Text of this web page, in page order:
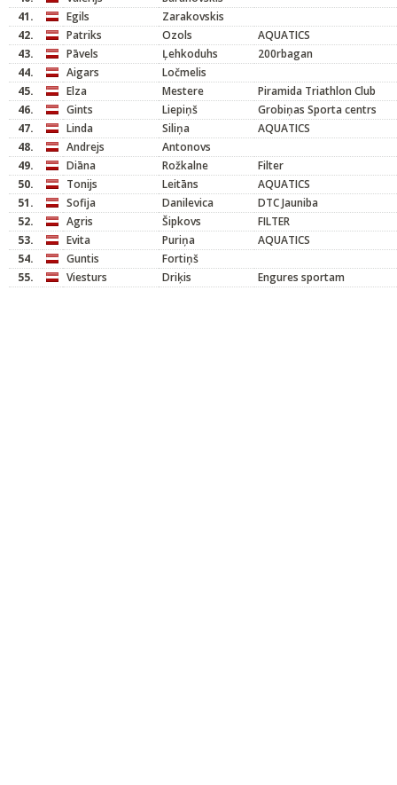
41.
Egils
Zarakovskis
42.
Patriks Ozols
AQUATICS
43.
Pāvels Ļehkoduhs
200rbagan
44.
Aigars
Ločmelis
45.
Elza Mestere
Piramida Triathlon Club
46.
Gints Liepiņš
Grobiņas Sporta centrs
47.
Linda Siliņa
AQUATICS
48.
Andrejs
Antonovs
49.
Diāna Rožkalne
Filter
50.
Tonijs Leitāns
AQUATICS
51.
Sofija Danilevica
DTC Jauniba
52.
Agris Šipkovs
FILTER
53.
Evita Puriņa
AQUATICS
54.
Guntis
Fortiņš
55.
Viesturs Driķis Engures sportam